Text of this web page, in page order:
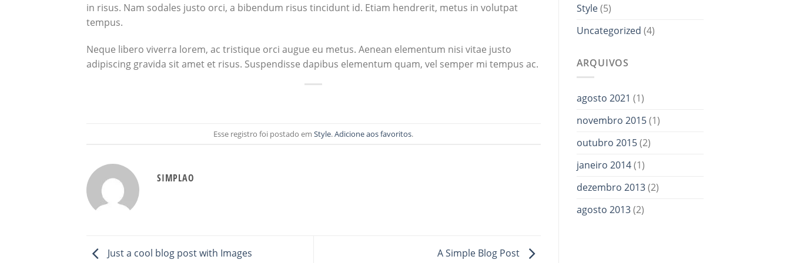
in risus. Nam sodales justo orci, a bibendum risus tincidunt id. Etiam hendrerit, metus in volutpat
tempus.
Neque libero viverra lorem, ac tristique orci augue eu metus. Aenean elementum nisi vitae justo
adipiscing gravida sit amet et risus. Suspendisse dapibus elementum quam, vel semper mi tempus ac.
Esse registro foi postado emStyle.Adicione aos favoritos.
SIMPLAO
Just a cool blog post with Images A Simple Blog Post
Style(5)
Uncategorized (4)
ARQUIVOS
agosto 2021 (1)
novembro 2015(1)
outubro 2015(2)
janeiro 2014(1)
dezembro 2013(2)
agosto 2013(2)